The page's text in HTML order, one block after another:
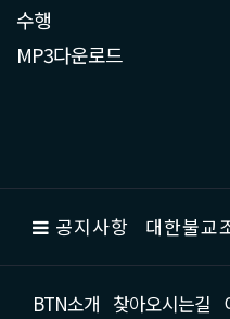
수행
MP3다운로드
공지사항 대한불교
BTN소개 찾아오시는길